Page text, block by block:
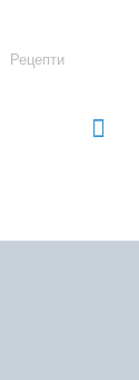
Рецепти